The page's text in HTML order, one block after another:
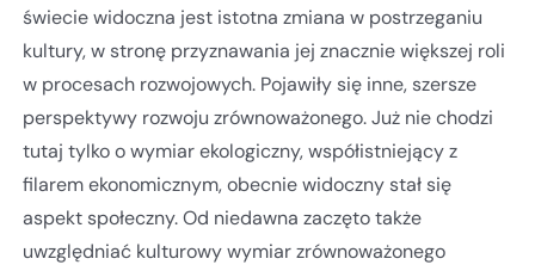
świecie widoczna jest istotna zmiana w postrzeganiu
kultury, w stronę przyznawania jej znacznie większej roli
w procesach rozwojowych. Pojawiły się inne, szersze
perspektywy rozwoju zrównoważonego. Już nie chodzi
tutaj tylko o wymiar ekologiczny, współistniejący z
filarem ekonomicznym, obecnie widoczny stał się
aspekt społeczny. Od niedawna zaczęto także
uwzględniać kulturowy wymiar zrównoważonego